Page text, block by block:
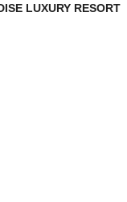
LUXURY RESORT